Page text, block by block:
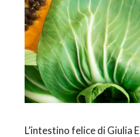
L’intestino felice di Giulia